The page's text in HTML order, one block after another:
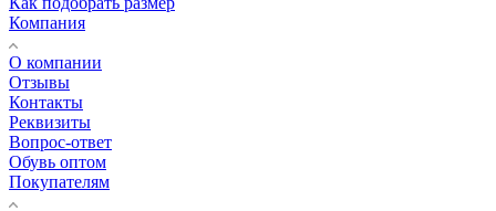
Компания
О компании
Отзывы
Контакты
Реквизиты
Вопрос-ответ
Обувь оптом
Покупателям